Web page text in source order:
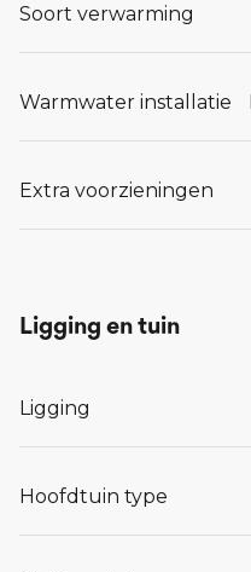
Soort verwarming
Warmwater installatie
Extra voorzieningen
Ligging en tuin
Ligging
Hoofdtuin type